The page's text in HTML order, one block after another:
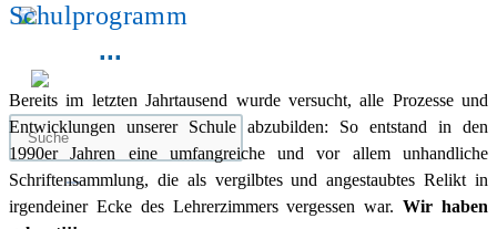
...
Schulprogramm
Bereits im letzten Jahrtausend wurde versucht, alle Prozesse und
Entwicklungen unserer Schule abzubilden: So entstand in den
1990er Jahren eine umfangreiche und vor allem unhandliche
Schriftensammlung, die als vergilbtes und angestaubtes Relikt in
irgendeiner Ecke des Lehrerzimmers vergessen war.Wir haben